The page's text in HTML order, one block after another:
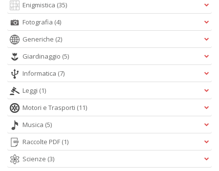
Enigmistica (35)
Fotografia (4)
Generiche (2)
Giardinaggio (5)
Informatica (7)
Leggi (1)
Motori e Trasporti (11)
Musica (5)
Raccolte PDF (1)
Scienze (3)